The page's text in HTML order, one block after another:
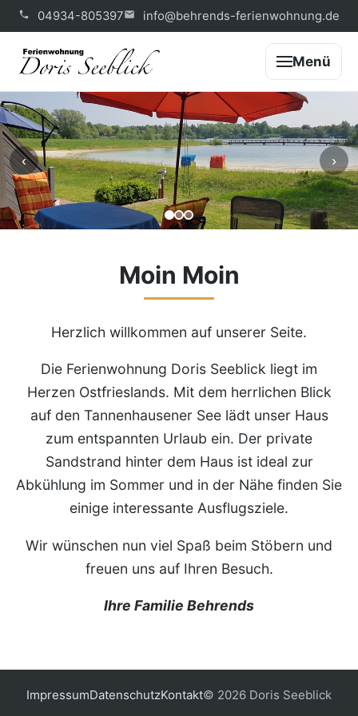
04934-805397 info@behrends-ferienwohnung.de
Menü
‹ ›
Moin Moin
Herzlich willkommen auf unserer Seite.
Die Ferienwohnung Doris Seeblick liegt im
Herzen Ostfrieslands. Mit dem herrlichen Blick
auf den Tannenhausener See lädt unser Haus
zum entspannten Urlaub ein. Der private
Sandstrand hinter dem Haus ist ideal zur
Abkühlung im Sommer und in der Nähe finden Sie
einige interessante Ausflugsziele.
Wir wünschen nun viel Spaß beim Stöbern und
freuen uns auf Ihren Besuch.
Ihre Familie Behrends
ImpressumDatenschutzKontakt© 2026 Doris Seeblick